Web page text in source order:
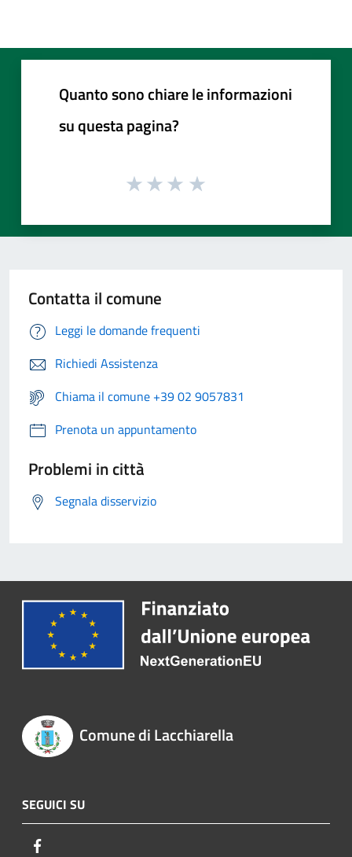
Quanto sono chiare le informazioni
su questa pagina?
Contatta il comune
Leggi le domande frequenti
Richiedi Assistenza
Chiama il comune +39 02 9057831
Prenota un appuntamento
Problemi in città
Segnala disservizio
Comune di Lacchiarella
SEGUICI SU